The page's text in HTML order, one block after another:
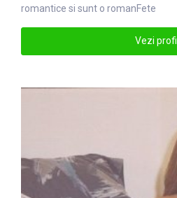
romantice si sunt o romanFete
Vezi profil